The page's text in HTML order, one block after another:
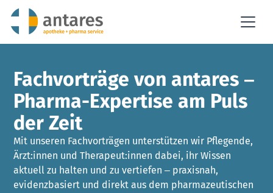
Fachvorträge von antares –
Pharma-Expertise am Puls
der Zeit
Mit unseren Fachvorträgen unterstützen wir Pflegende,
Ärzt:innen und Therapeut:innen dabei, ihr Wissen
aktuell zu halten und zu vertiefen – praxisnah,
evidenzbasiert und direkt aus dem pharmazeutischen